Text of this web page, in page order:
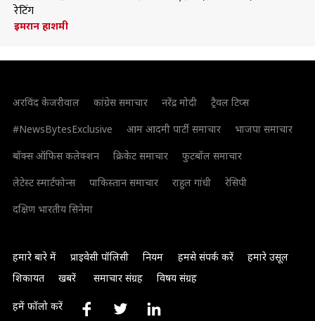
रेटिंग
इमरान हाशमी
अरविंद केजरीवाल कांग्रेस समाचार नरेंद्र मोदी
ट्रैवल टिप्स
#NewsBytesExclusive
आम आदमी पार्टी समाचार
भाजपा समाचार
बॉक्स ऑफिस कलेक्शन
क्रिकेट समाचार
फुटबॉल समाचार
लेटेस्ट स्मार्टफोन्स
पाकिस्तान समाचार राहुल गांधी
रेसिपी
दक्षिण भारतीय सिनेमा
हमारे बारे में प्राइवेसी पॉलिसी नियम हमसे संपर्क करें
हमारे उसूल
शिकायत
खबरें समाचार संग्रह विषय संग्रह
हमें फॉलो करें